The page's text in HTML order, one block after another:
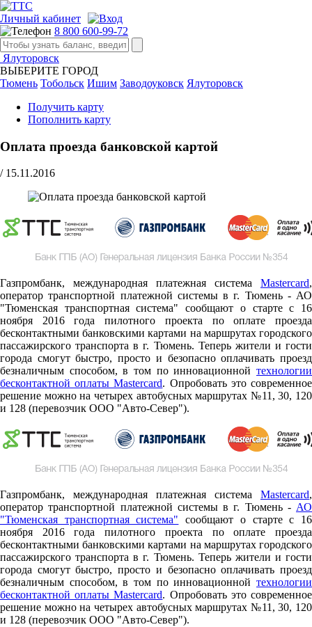
Личный кабинет
8 800 600-99-72
Ялуторовск
ВЫБЕРИТЕ ГОРОД
Тюмень Тобольск Ишим Заводоуковск Ялуторовск
Получить карту
Пополнить карту
Оплата проезда банковской картой
/ 15.11.2016
Газпромбанк, международная платежная система Mastercard,
оператор транспортной платежной системы в г. Тюмень - АО
"Тюменская транспортная система" сообщают о старте c 16
ноября 2016 года пилотного проекта по оплате проезда
бесконтактными банковскими картами на маршрутах городского
пассажирского транспорта в г. Тюмень. Теперь жители и гости
города смогут быстро, просто и безопасно оплачивать проезд
безналичным способом, в том по инновационной технологии
бесконтактной оплаты Mastercard. Опробовать это современное
решение можно на четырех автобусных маршрутах №11, 30, 120
и 128 (перевозчик ООО "Авто-Север").
Газпромбанк, международная платежная система Mastercard,
оператор транспортной платежной системы в г. Тюмень - АО
"Тюменская транспортная система" сообщают о старте c 16
ноября 2016 года пилотного проекта по оплате проезда
бесконтактными банковскими картами на маршрутах городского
пассажирского транспорта в г. Тюмень. Теперь жители и гости
города смогут быстро, просто и безопасно оплачивать проезд
безналичным способом, в том по инновационной технологии
бесконтактной оплаты Mastercard. Опробовать это современное
решение можно на четырех автобусных маршрутах №11, 30, 120
и 128 (перевозчик ООО "Авто-Север").